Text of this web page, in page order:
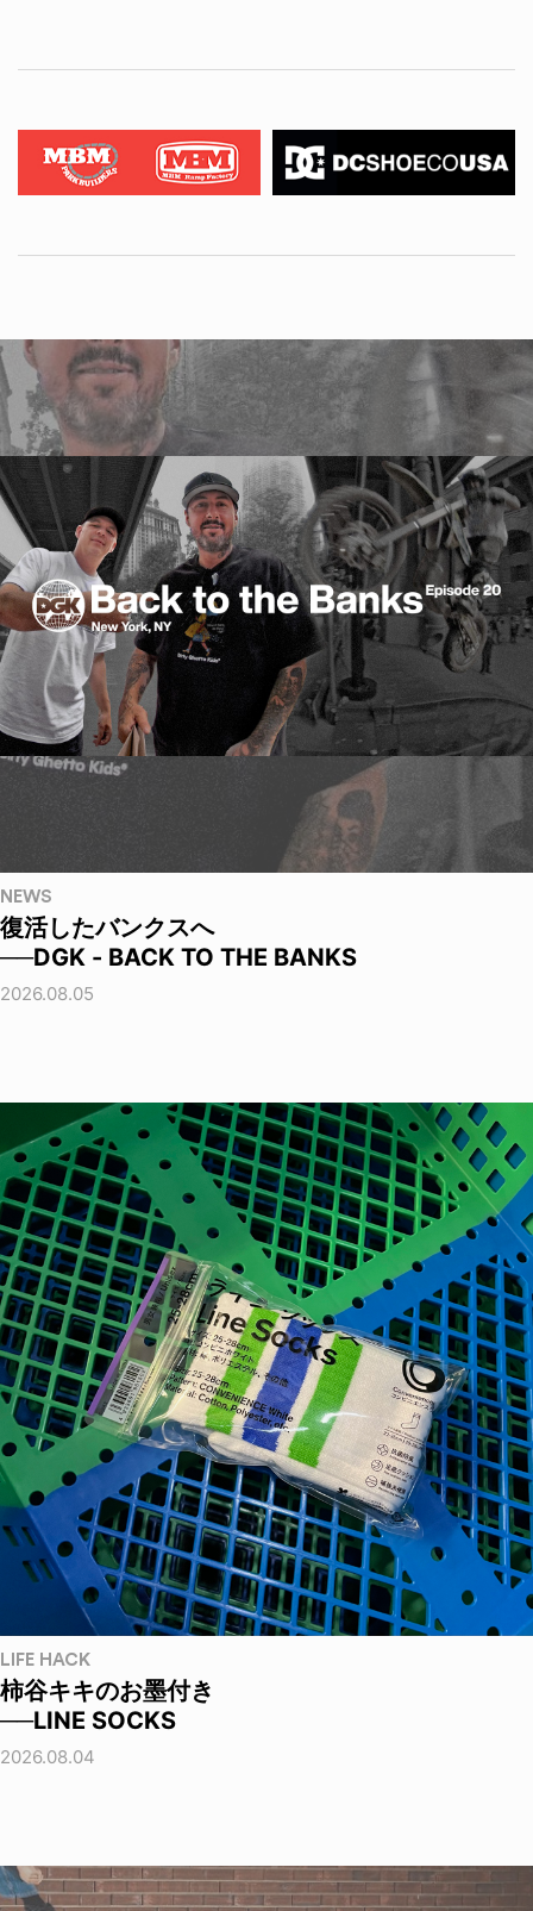
NEWS
復活したバンクスへ
──DGK - BACK TO THE BANKS
2026.08.05
LIFE HACK
柿谷キキのお墨付き
──LINE SOCKS
2026.08.04